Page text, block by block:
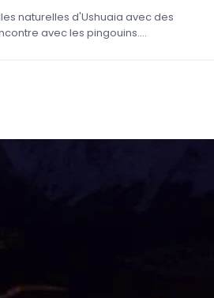
naturelles d'Ushuaia avec des
avec les pingouins....